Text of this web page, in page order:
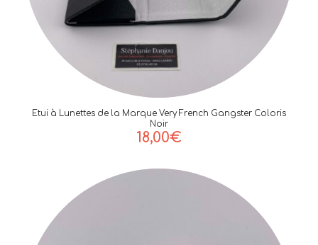
Etui à Lunettes de la Marque Very French Gangster Coloris
Noir
18,00€